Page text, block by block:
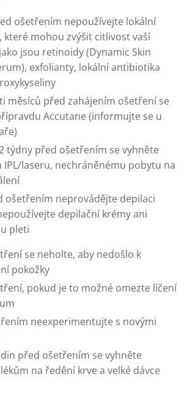
ošetřením nepoužívejte lokální
které mohou zvýšit citlivost vaší
jsou retinoidy (Dynamic Skin
exfolianty, lokální antibiotika
měsíců před zahájením ošetření se
Accutane (informujte se u
týdny před ošetřením se vyhněte
IPL/laseru, nechráněnému pobytu na
ošetřením neprovádějte depilaci
depilační krémy ani
pleti
se neholte, aby nedošlo k
pokožky
pokud je to možné omezte líčení
neexperimentujte s novými
před ošetřením se vyhněte
na ředění krve a velké dávce